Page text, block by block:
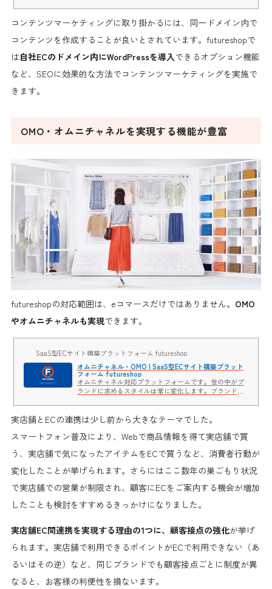
「commerce creator（コマースクリエイター）」のご紹
介です。デザインにこだわりのあるプロからとにかく開
店したい方まで、満足のいくECサイトを実現します。
コンテンツマーケティングに取り掛かるには、同一ドメイン内で
コンテンツを作成することが良いとされています。futureshopで
は自社ECのドメイン内にWordPressを導入 できるオプション機能
など、SEOに効果的な方法でコンテンツマーケティングを実施で
きます。
OMO・オムニチャネルを実現する機能が豊富
futureshopの対応範囲は、eコマースだけではありません。 OMO
やオムニチャネルも実現できます。
SaaS型ECサイト構築プラットフォーム futureshop
オムニチャネル・OMO | SaaS型ECサイト構築プラット
フォーム futureshop
オムニチャネル対応プラットフォームです。世の中がブ
ランドに求めるスタイルは常に変化します。ブランドの
新しいコマースのスタイルを提供します。
実店舗とECの連携は少し前から大きなテーマでした。
スマートフォン普及により、Webで商品情報を得て実店舗で買
う、実店舗で気になったアイテムをECで買うなど、消費者行動が
変化したことが挙げられます。さらには ここ数年の巣ごもり状況
で実店舗での営業が制限され、顧客にECをご案内する機会が増加
したことも検討をすすめるきっかけになりました。
実店舗EC間連携を実現する理由の1つに、顧客接点の強化が挙げ
られます。実店舗で利用できるポイントがECで利用できない（あ
るいはその逆）など、同じブランドでも顧客接点ごとに制度が異
なると、お客様の利便性を損ないます。